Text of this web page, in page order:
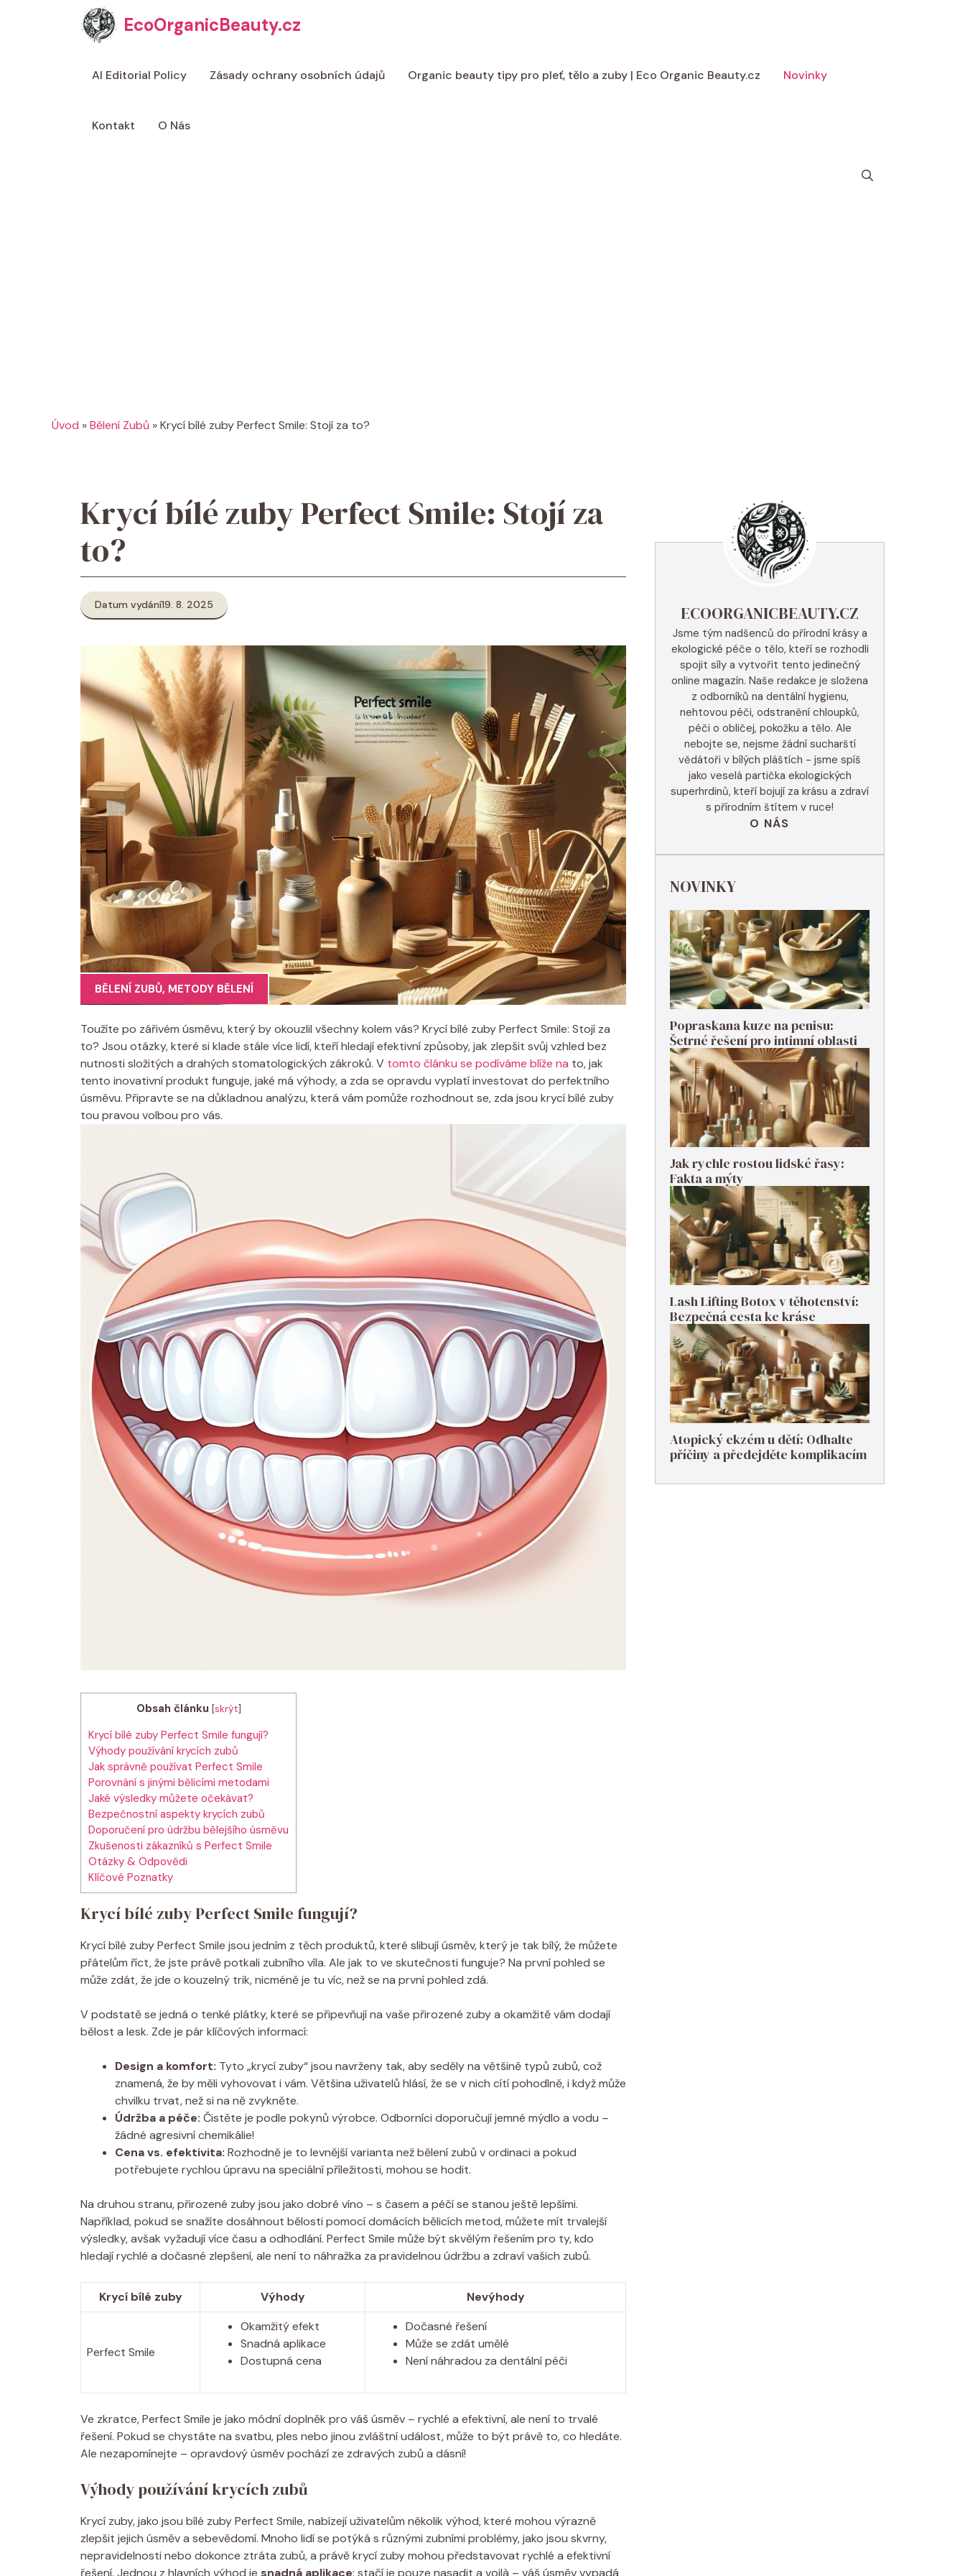
EcoOrganicBeauty.cz
AI Editorial Policy Zásady ochrany osobních údajů Organic beauty tipy pro pleť, tělo a zuby | Eco Organic Beauty.cz Novinky
Kontakt O Nás
Úvod »Bělení Zubů »Krycí bílé zuby Perfect Smile: Stojí za to?
Krycí bílé zuby Perfect Smile: Stojí za
to?
Datum vydání19. 8. 2025
BĚLENÍ ZUBŮ, METODY BĚLENÍ
Toužíte po zářivém úsměvu, který by okouzlil všechny kolem vás? Krycí bílé zuby Perfect Smile: Stojí za
to? Jsou otázky, které si klade stále více lidí, kteří hledají efektivní způsoby, jak zlepšit svůj vzhled bez
nutnosti složitých a drahých stomatologických zákroků. V tomto článku se podíváme blíže na to, jak
tento inovativní produkt funguje, jaké má výhody, a zda se opravdu vyplatí investovat do perfektního
úsměvu. Připravte se na důkladnou analýzu, která vám pomůže rozhodnout se, zda jsou krycí bílé zuby
tou pravou volbou pro vás.
Obsah článku [skrýt]
Krycí bílé zuby Perfect Smile fungují?
Výhody používání krycích zubů
Jak správně používat Perfect Smile
Porovnání s jinými bělicími metodami
Jaké výsledky můžete očekávat?
Bezpečnostní aspekty krycích zubů
Doporučení pro údržbu bělejšího úsměvu
Zkušenosti zákazníků s Perfect Smile
Otázky & Odpovědi
Klíčové Poznatky
Krycí bílé zuby Perfect Smile fungují?
Krycí bílé zuby Perfect Smile jsou jedním z těch produktů, které slibují úsměv, který je tak bílý, že můžete
přátelům říct, že jste právě potkali zubního víla. Ale jak to ve skutečnosti funguje? Na první pohled se
může zdát, že jde o kouzelný trik, nicméně je tu víc, než se na první pohled zdá.
V podstatě se jedná o tenké plátky, které se připevňují na vaše přirozené zuby a okamžitě vám dodají
bělost a lesk. Zde je pár klíčových informací:
Design a komfort: Tyto „krycí zuby“ jsou navrženy tak, aby seděly na většině typů zubů, což
znamená, že by měli vyhovovat i vám. Většina uživatelů hlásí, že se v nich cítí pohodlně, i když může
chvilku trvat, než si na ně zvykněte.
Údržba a péče: Čistěte je podle pokynů výrobce. Odborníci doporučují jemné mýdlo a vodu –
žádné agresivní chemikálie!
Cena vs. efektivita: Rozhodně je to levnější varianta než bělení zubů v ordinaci a pokud
potřebujete rychlou úpravu na speciální příležitosti, mohou se hodit.
Na druhou stranu, přirozené zuby jsou jako dobré víno – s časem a péčí se stanou ještě lepšími.
Například, pokud se snažíte dosáhnout bělosti pomocí domácích bělicích metod, můžete mít trvalejší
výsledky, avšak vyžadují více času a odhodlání. Perfect Smile může být skvělým řešením pro ty, kdo
hledají rychlé a dočasné zlepšení, ale není to náhražka za pravidelnou údržbu a zdraví vašich zubů.
Krycí bílé zuby Výhody Nevýhody
Perfect Smile
Okamžitý efekt
Snadná aplikace
Dostupná cena
Dočasné řešení
Může se zdát umělé
Není náhradou za dentální péči
Ve zkratce, Perfect Smile je jako módní doplněk pro váš úsměv – rychlé a efektivní, ale není to trvalé
řešení. Pokud se chystáte na svatbu, ples nebo jinou zvláštní událost, může to být právě to, co hledáte.
Ale nezapomínejte – opravdový úsměv pochází ze zdravých zubů a dásní!
Výhody používání krycích zubů
Krycí zuby, jako jsou bílé zuby Perfect Smile, nabízejí uživatelům několik výhod, které mohou výrazně
zlepšit jejich úsměv a sebevědomí. Mnoho lidí se potýká s různými zubními problémy, jako jsou skvrny,
nepravidelnosti nebo dokonce ztráta zubů, a právě krycí zuby mohou představovat rychlé a efektivní
řešení. Jednou z hlavních výhod je snadná aplikace: stačí je pouze nasadit a voilà – váš úsměv vypadá
ECOORGANICBEAUTY.CZ
Jsme tým nadšenců do přírodní krásy a
ekologické péče o tělo, kteří se rozhodli
spojit síly a vytvořit tento jedinečný
online magazín. Naše redakce je složena
z odborníků na dentální hygienu,
nehtovou péči, odstranění chloupků,
péči o obličej, pokožku a tělo. Ale
nebojte se, nejsme žádní sucharští
vědátoři v bílých pláštích - jsme spíš
jako veselá partička ekologických
superhrdinů, kteří bojují za krásu a zdraví
s přírodním štítem v ruce!
O NÁS
NOVINKY
Popraskana kuze na penisu:
Šetrné řešení pro intimní oblasti
Jak rychle rostou lidské řasy:
Fakta a mýty
Lash Lifting Botox v těhotenství:
Bezpečná cesta ke kráse
Atopický ekzém u dětí: Odhalte
příčiny a předejděte komplikacím